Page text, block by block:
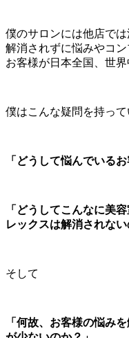
僕のサロンには他店で
解消されずに悩みやコ
お客様が日本全国、世
僕はこんな疑問を持って
「どうして悩んでいる
「どうしてこんなに美
レックスは解消されない
そして
「何故、お客様の悩み